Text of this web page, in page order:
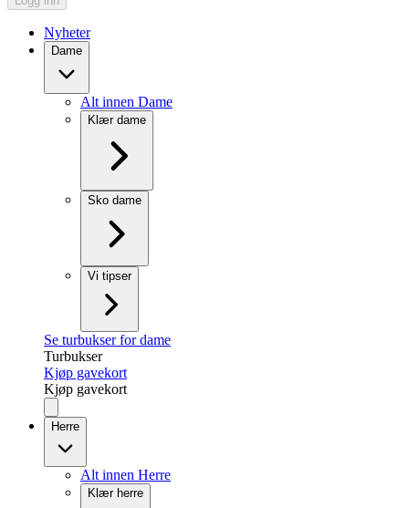
Nyheter
Dame
Alt innen Dame
Klær dame
Sko dame
Vi tipser
Se turbukser for dame
Turbukser
Kjøp gavekort
Kjøp gavekort
Herre
Alt innen Herre
Klær herre